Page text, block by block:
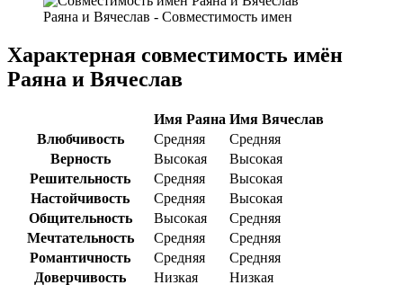
Раяна и Вячеслав - Совместимость имен
Характерная совместимость имён
Раяна и Вячеслав
Имя Раяна Имя Вячеслав
Влюбчивость
Средняя
Средняя
Верность
Высокая
Высокая
Решительность
Средняя
Высокая
Настойчивость
Средняя
Высокая
Общительность
Высокая
Средняя
Мечтательность
Средняя
Средняя
Романтичность
Средняя
Средняя
Доверчивость
Низкая Низкая